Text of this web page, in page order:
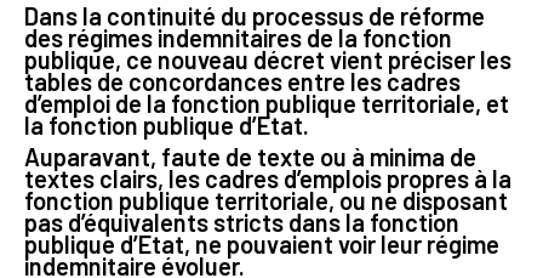
Dans la continuité du processus de réforme
des régimes indemnitaires de la fonction
publique, ce nouveau décret vient préciser les
tables de concordances entre les cadres
d’emploi de la fonction publique territoriale, et
la fonction publique d’Etat.
Auparavant, faute de texte ou à minima de
textes clairs, les cadres d’emplois propres à la
fonction publique territoriale, ou ne disposant
pas d’équivalents stricts dans la fonction
publique d’Etat, ne pouvaient voir leur régime
indemnitaire évoluer.